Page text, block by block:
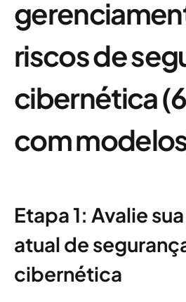
riscos de
cibernética
com
Etapa 1: Avalie
atual de
cibernética